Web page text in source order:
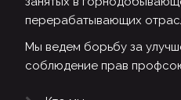
перерабатывающих
Мы ведем борьбу за
соблюдение прав